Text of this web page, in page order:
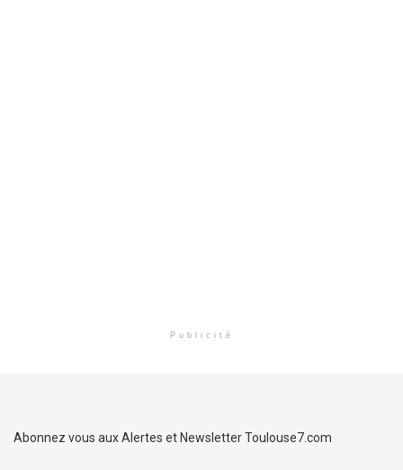
Publicité
Abonnez vous aux Alertes et Newsletter Toulouse7.com